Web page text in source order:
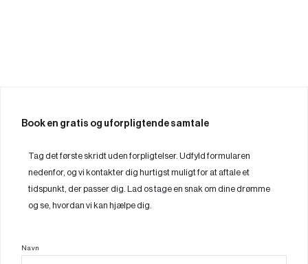
Book en gratis og uforpligtende samtale
Tag det første skridt uden forpligtelser. Udfyld formularen
nedenfor, og vi kontakter dig hurtigst muligt for at aftale et
tidspunkt, der passer dig. Lad os tage en snak om dine drømme
og se, hvordan vi kan hjælpe dig.
Navn